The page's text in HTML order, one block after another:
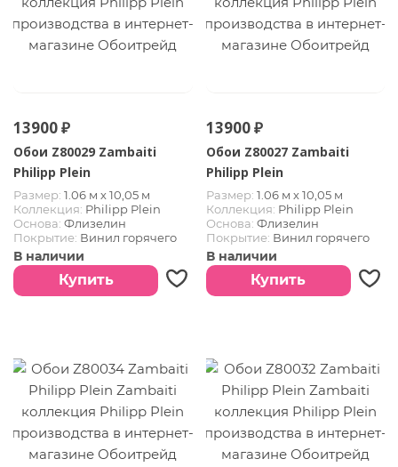
13900 ₽
Обои Z80029 Zambaiti
Philipp Plein
Размер: 1.06 м х 10,05 м
Коллекция: Philipp Plein
Основа: Флизелин
Покрытие: Винил горячего
тиснения
В наличии
Купить
13900 ₽
Обои Z80027 Zambaiti
Philipp Plein
Размер: 1.06 м х 10,05 м
Коллекция: Philipp Plein
Основа: Флизелин
Покрытие: Винил горячего
тиснения
В наличии
Купить